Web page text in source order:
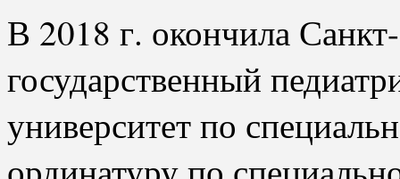
В 2018 г. окончила
государственный
университет по